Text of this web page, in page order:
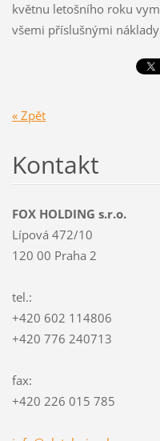
květnu letošního roku
všemi příslušnými
« Zpět
Kontakt
FOX HOLDING s.r.o.
Lípová 472/10
120 00 Praha 2
tel.:
+420 602 114806
+420 776 240713
fax:
+420 226 015 785